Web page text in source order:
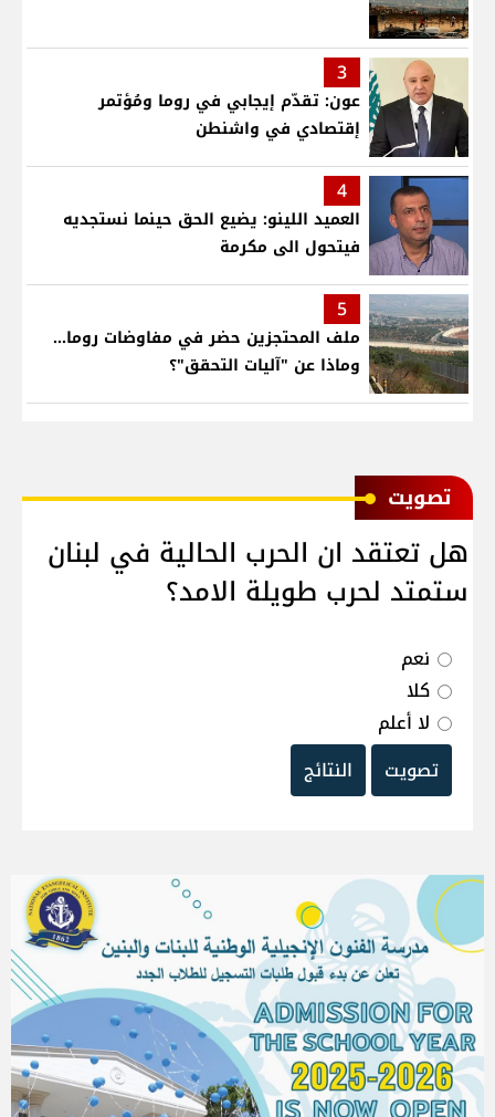
3
عون: تقدّم إيجابي في روما ومُؤتمر
إقتصادي في واشنطن
4
العميد اللينو: يضيع الحق حينما نستجديه
فيتحول الى مكرمة
5
ملف المحتجزين حضر في مفاوضات روما...
وماذا عن "آليات التحقق"؟
ﺗﺼﻮﻳﺖ
هل تعتقد ان الحرب الحالية في لبنان
ستمتد لحرب طويلة الامد؟
نعم
كلا
لا أعلم
تصويت
النتائج